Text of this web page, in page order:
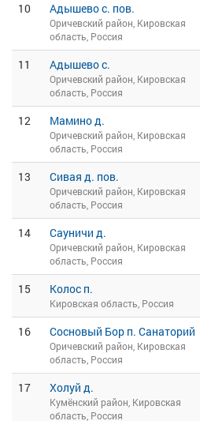
10 Адышево с. пов.
Оричевский район, Кировская
область, Россия
11 Адышево с.
Оричевский район, Кировская
область, Россия
12 Мамино д.
Оричевский район, Кировская
область, Россия
13 Сивая д. пов.
Оричевский район, Кировская
область, Россия
14 Сауничи д.
Оричевский район, Кировская
область, Россия
15 Колос п.
Кировская область, Россия
16 Сосновый Бор п. Санаторий
Оричевский район, Кировская
область, Россия
17 Холуй д.
Кумёнский район, Кировская
область, Россия